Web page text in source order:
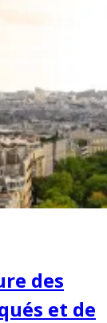
des
et de